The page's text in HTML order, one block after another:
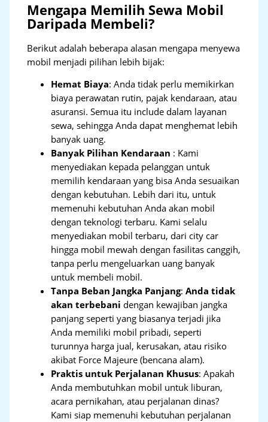
Mengapa Memilih Sewa Mobil
Daripada Membeli?
Berikut adalah beberapa alasan mengapa menyewa
mobil menjadi pilihan lebih bijak:
Hemat Biaya: Anda tidak perlu memikirkan
biaya perawatan rutin, pajak kendaraan, atau
asuransi. Semua itu include dalam layanan
sewa, sehingga Anda dapat menghemat lebih
banyak uang.
Banyak Pilihan Kendaraan : Kami
menyediakan kepada pelanggan untuk
memilih kendaraan yang bisa Anda sesuaikan
dengan kebutuhan. Lebih dari itu, untuk
memenuhi kebutuhan Anda akan mobil
dengan teknologi terbaru. Kami selalu
menyediakan mobil terbaru, dari city car
hingga mobil mewah dengan fasilitas canggih,
tanpa perlu mengeluarkan uang banyak
untuk membeli mobil.
Tanpa Beban Jangka Panjang:Anda tidak
akan terbebani dengan kewajiban jangka
panjang seperti yang biasanya terjadi jika
Anda memiliki mobil pribadi, seperti
turunnya harga jual, kerusakan, atau risiko
akibat Force Majeure (bencana alam).
Praktis untuk Perjalanan Khusus: Apakah
Anda membutuhkan mobil untuk liburan,
acara pernikahan, atau perjalanan dinas?
Kami siap memenuhi kebutuhan perjalanan